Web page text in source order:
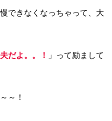
できなくなっちゃって、大
だよ。。！
」って励まして
～！